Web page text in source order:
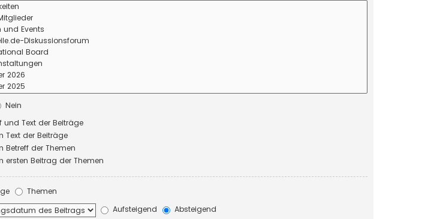
Nein
und Text der Beiträge
Text der Beiträge
Betreff der Themen
ersten Beitrag der Themen
Themen
Aufsteigend Absteigend